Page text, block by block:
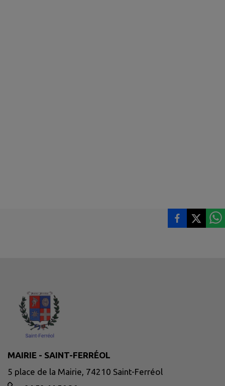
MAIRIE - SAINT-FERRÉOL
5 place de la Mairie, 74210 Saint-Ferréol